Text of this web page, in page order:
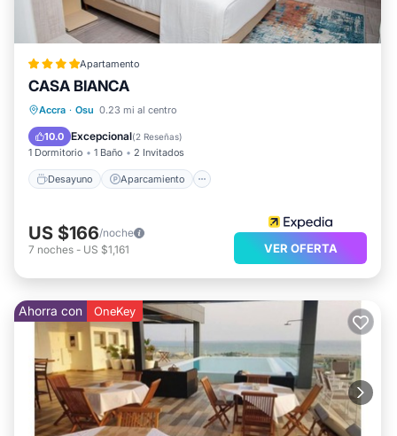
saber.
Apartamento
CASA BIANCA
Accra · Osu 0.23 mi al centro
10.0 Excepcional(2 Reseñas)
1 Dormitorio 1 Baño 2 Invitados
Desayuno Aparcamiento
Desayuno Aparcamiento
Cocina
US $166/noche
7 noches - US $1,161 VER OFERTA
Ahorra con OneKey